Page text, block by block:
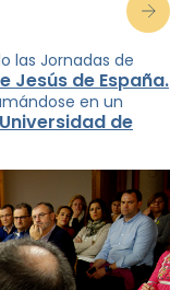
las Jornadas de
Jesús de España.
en un
Universidad de